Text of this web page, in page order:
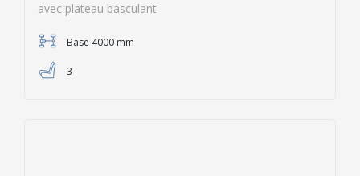
avec plateau basculant
Base 4000 mm
3